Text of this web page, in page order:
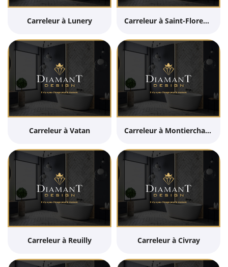
Carreleur à Lunery Carreleur à Saint-Florent-sur-Cher
Carreleur à Vatan Carreleur à Montierchaume
Carreleur à Reuilly Carreleur à Civray